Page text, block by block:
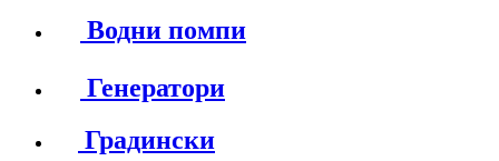
Водни помпи
Генератори
Градински